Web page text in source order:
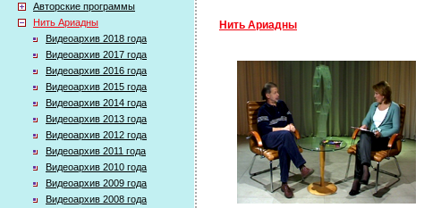
Авторские программы
Нить Ариадны
Видеоархив 2018 года
Видеоархив 2017 года
Видеоархив 2016 года
Видеоархив 2015 года
Видеоархив 2014 года
Видеоархив 2013 года
Видеоархив 2012 года
Видеоархив 2011 года
Видеоархив 2010 года
Видеоархив 2009 года
Видеоархив 2008 года
Нить Ариадны